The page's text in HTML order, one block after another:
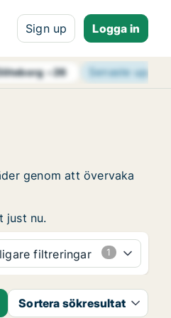
Sign up Logga in
+26 Senaste
genom att övervaka
just nu.
filtreringar
Sortera sökresultat